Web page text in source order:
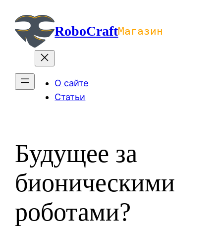
содержимомуRoboCraftМагазин
О сайте
Статьи
Будущее за
бионическими
роботами?